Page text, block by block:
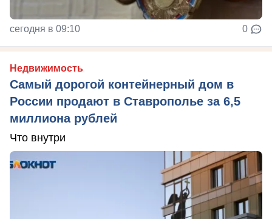
сегодня в 09:10 0
Недвижимость
Самый дорогой контейнерный дом в
России продают в Ставрополье за 6,5
миллиона рублей
Что внутри